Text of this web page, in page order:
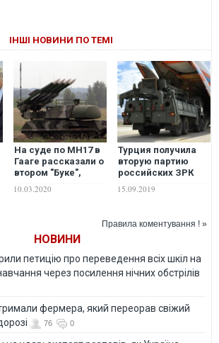
ІНШІ НОВИНИ ПО ТЕМІ
На суде по МН17 в
Гааге рассказали о
втором "Буке",
до "ДНР"
10.03.2020
Турция получила
вторую партию
российских ЗРК
15.09.2019
Правила коментування ! »
НОВИНИ
петицію про переведення всіх шкіл на
через посилення нічних обстрілів
фермера, який переорав свіжий
76 0